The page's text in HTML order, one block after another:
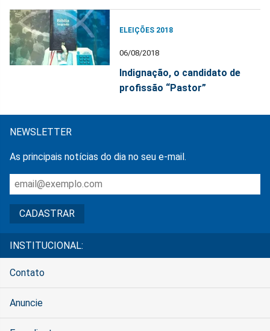
ELEIÇÕES 2018
06/08/2018
Indignação, o candidato de
profissão “Pastor”
NEWSLETTER
As principais notícias do dia no seu e-mail.
INSTITUCIONAL:
Contato
Anuncie